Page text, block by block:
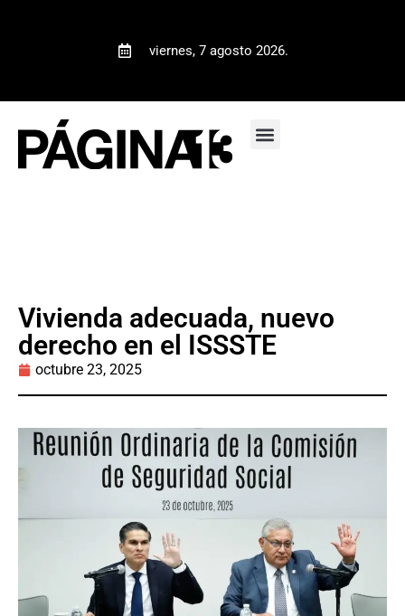
viernes, 7 agosto 2026.
Vivienda adecuada, nuevo
derecho en el ISSSTE
octubre 23, 2025